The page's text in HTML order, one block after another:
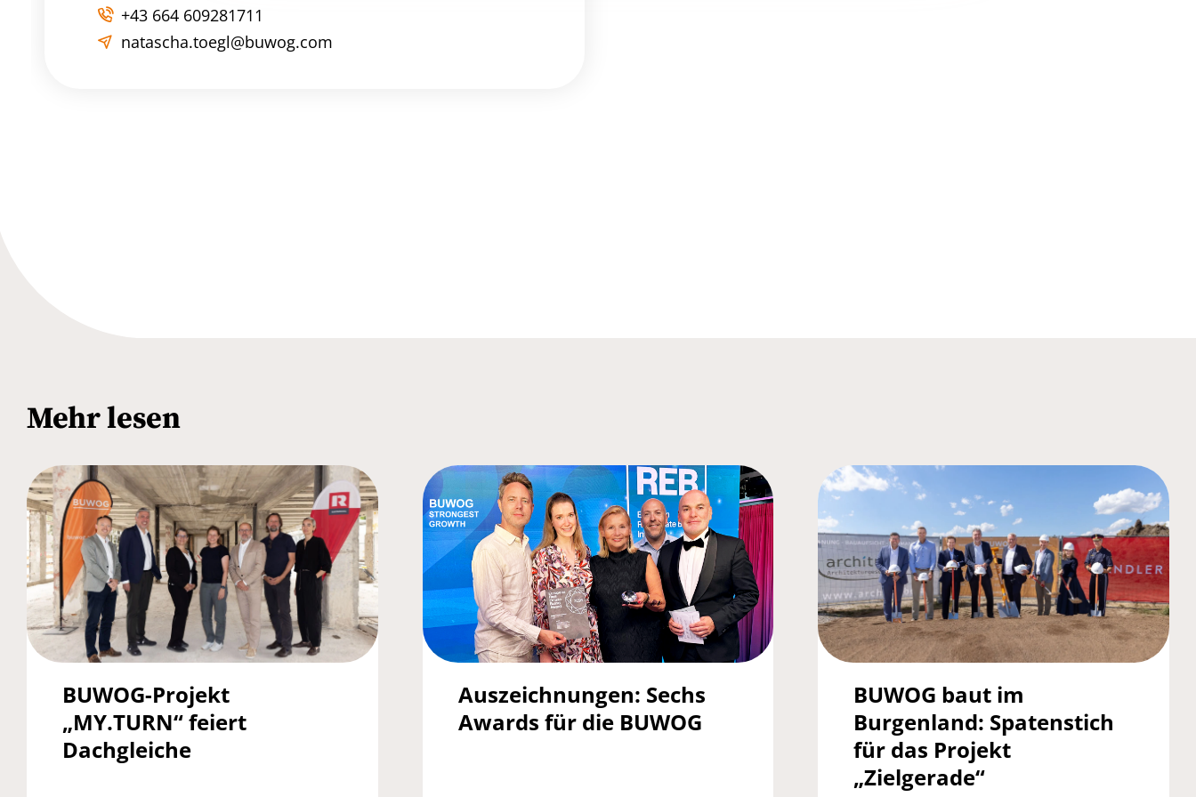
+43 664 609281711
natascha.toegl@buwog.com
Mehr lesen
BUWOG-Projekt
„MY.TURN“ feiert
Dachgleiche
Auszeichnungen: Sechs
Awards für die BUWOG
BUWOG baut im
Burgenland: Spatenstich
für das Projekt
„Zielgerade“